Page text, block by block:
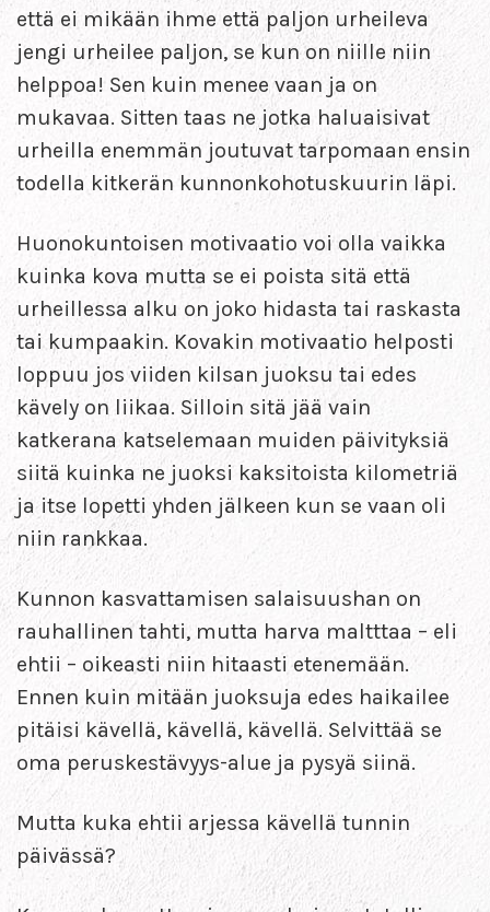
että ei mikään ihme että paljon urheileva
jengi urheilee paljon, se kun on niille niin
helppoa! Sen kuin menee vaan ja on
mukavaa. Sitten taas ne jotka haluaisivat
urheilla enemmän joutuvat tarpomaan ensin
todella kitkerän kunnonkohotuskuurin läpi.
Huonokuntoisen motivaatio voi olla vaikka
kuinka kova mutta se ei poista sitä että
urheillessa alku on joko hidasta tai raskasta
tai kumpaakin. Kovakin motivaatio helposti
loppuu jos viiden kilsan juoksu tai edes
kävely on liikaa. Silloin sitä jää vain
katkerana katselemaan muiden päivityksiä
siitä kuinka ne juoksi kaksitoista kilometriä
ja itse lopetti yhden jälkeen kun se vaan oli
niin rankkaa.
Kunnon kasvattamisen salaisuushan on
rauhallinen tahti, mutta harva maltttaa – eli
ehtii – oikeasti niin hitaasti etenemään.
Ennen kuin mitään juoksuja edes haikailee
pitäisi kävellä, kävellä, kävellä. Selvittää se
oma peruskestävyys-alue ja pysyä siinä.
Mutta kuka ehtii arjessa kävellä tunnin
päivässä?